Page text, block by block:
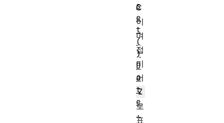
C
이
며
접
미
어
Z
로
표
s
e
t
(
)
D
a
t
e
.